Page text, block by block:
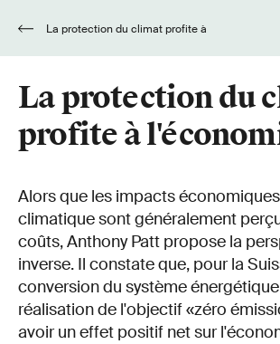
La protection du
profite à
Alors que les impacts
climatique sont généralement
coûts, Anthony Patt propose la
inverse. Il constate que, pour la
conversion du système
réalisation de l'objectif «zéro
avoir un effet positif net sur